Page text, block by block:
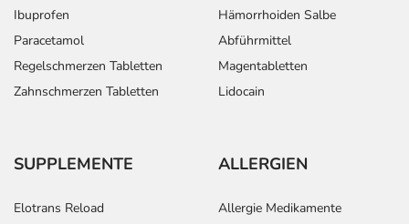
Ibuprofen
Paracetamol
Regelschmerzen Tabletten
Zahnschmerzen Tabletten
Hämorrhoiden Salbe
Abführmittel
Magentabletten
Lidocain
SUPPLEMENTE
Elotrans Reload
ALLERGIEN
Allergie Medikamente